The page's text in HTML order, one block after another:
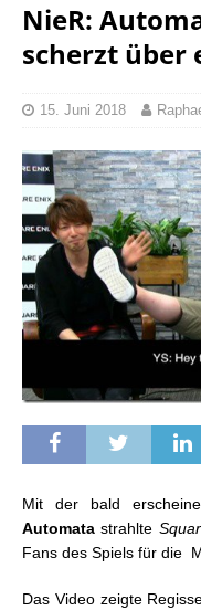
NieR:
scherzt über
15. Juni 2018
Mit der bald
Automata strahlte
Fans des Spiels für die
Das Video zeigte